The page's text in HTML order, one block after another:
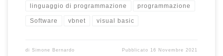
linguaggio di programmazione programmazione
Software vbnet visual basic
di Simone Bernardo Pubblicato 16 Novembre 2021